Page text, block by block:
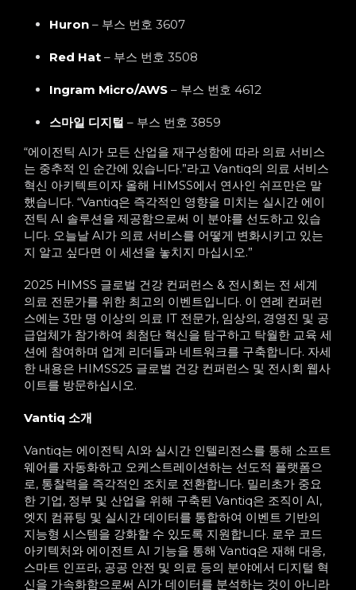
Huron – 부스 번호 3607
Red Hat – 부스 번호 3508
Ingram Micro/AWS – 부스 번호 4612
스마일 디지털 – 부스 번호 3859
“에이전틱 AI가 모든 산업을 재구성함에 따라 의료 서비스
는 중추적 인 순간에 있습니다.”라고 Vantiq의 의료 서비스
혁신 아키텍트이자 올해 HIMSS에서 연사인 쉬프만은 말
했습니다. “Vantiq은 즉각적인 영향을 미치는 실시간 에이
전틱 AI 솔루션을 제공함으로써 이 분야를 선도하고 있습
니다. 오늘날 AI가 의료 서비스를 어떻게 변화시키고 있는
지 알고 싶다면 이 세션을 놓치지 마십시오.”
2025 HIMSS 글로벌 건강 컨퍼런스 & 전시회는 전 세계
의료 전문가를 위한 최고의 이벤트입니다. 이 연례 컨퍼런
스에는 3만 명 이상의 의료 IT 전문가, 임상의, 경영진 및 공
급업체가 참가하여 최첨단 혁신을 탐구하고 탁월한 교육 세
션에 참여하며 업계 리더들과 네트워크를 구축합니다. 자세
한 내용은 HIMSS25 글로벌 건강 컨퍼런스 및 전시회 웹사
이트를 방문하십시오.
Vantiq 소개
Vantiq는 에이전틱 AI와 실시간 인텔리전스를 통해 소프트
웨어를 자동화하고 오케스트레이션하는 선도적 플랫폼으
로, 통찰력을 즉각적인 조치로 전환합니다. 밀리초가 중요
한 기업, 정부 및 산업을 위해 구축된 Vantiq은 조직이 AI,
엣지 컴퓨팅 및 실시간 데이터를 통합하여 이벤트 기반의
지능형 시스템을 강화할 수 있도록 지원합니다. 로우 코드
아키텍처와 에이전트 AI 기능을 통해 Vantiq은 재해 대응,
스마트 인프라, 공공 안전 및 의료 등의 분야에서 디지털 혁
신을 가속화함으로써 AI가 데이터를 분석하는 것이 아니라